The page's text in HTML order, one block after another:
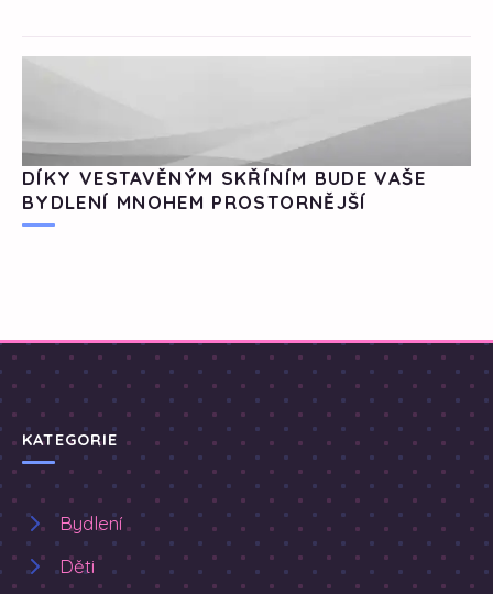
DÍKY VESTAVĚNÝM SKŘÍNÍM BUDE VAŠE
BYDLENÍ MNOHEM PROSTORNĚJŠÍ
KATEGORIE
Bydlení
Děti